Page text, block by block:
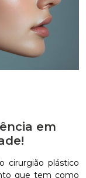
em
cirurgião plástico
que tem como